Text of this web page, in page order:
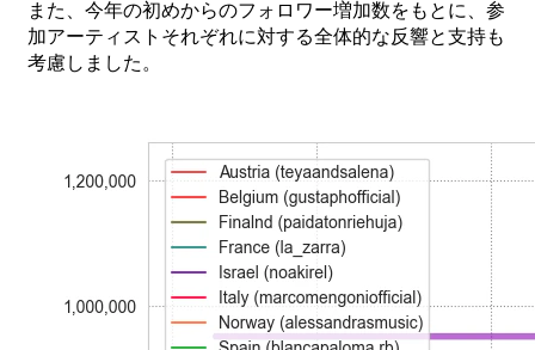
また、 今年の初めからのフォロワー増加数をもとに、 参
加アーティストそれぞれに対する全体的な反響と支持も
考慮しました。